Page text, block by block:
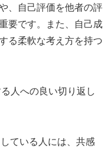
、自己評価を他者の評
要です。また、自己成
る柔軟な考え方を持つ
人への良い切り返し
ている人には、共感